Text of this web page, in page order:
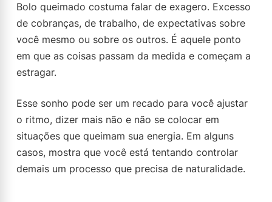
Bolo queimado costuma falar de exagero. Excesso
de cobranças, de trabalho, de expectativas sobre
você mesmo ou sobre os outros. É aquele ponto
em que as coisas passam da medida e começam a
estragar.
Esse sonho pode ser um recado para você ajustar
o ritmo, dizer mais não e não se colocar em
situações que queimam sua energia. Em alguns
casos, mostra que você está tentando controlar
demais um processo que precisa de naturalidade.